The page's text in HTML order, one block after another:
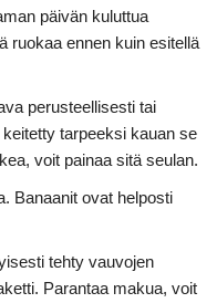
päivän kuluttua
ruokaa ennen kuin esitellä
perusteellisesti tai
tarpeeksi kauan se
voit painaa sitä seulan.
Banaanit ovat helposti
tehty vauvojen
Parantaa makua, voit